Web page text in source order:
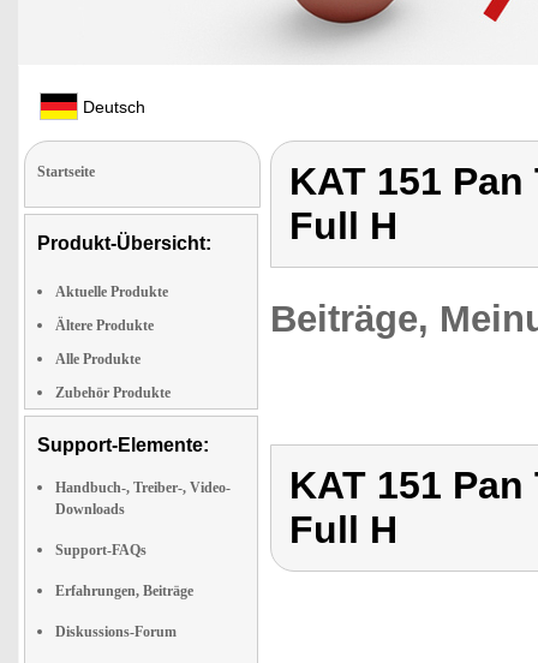
Deutsch
Startseite
Produkt-Übersicht:
Aktuelle Produkte
Ältere Produkte
Alle Produkte
Zubehör Produkte
Support-Elemente:
Handbuch-, Treiber-, Video-
Downloads
Support-FAQs
Erfahrungen, Beiträge
Diskussions-Forum
KAT 151
Full H
Beiträge,
KAT 151
Full H